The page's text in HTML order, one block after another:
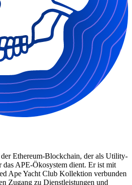
Ethereum-Blockchain, der als Utility-
APE-Ökosystem dient. Er ist mit
Ape Yacht Club Kollektion verbunden
Zugang zu Dienstleistungen und